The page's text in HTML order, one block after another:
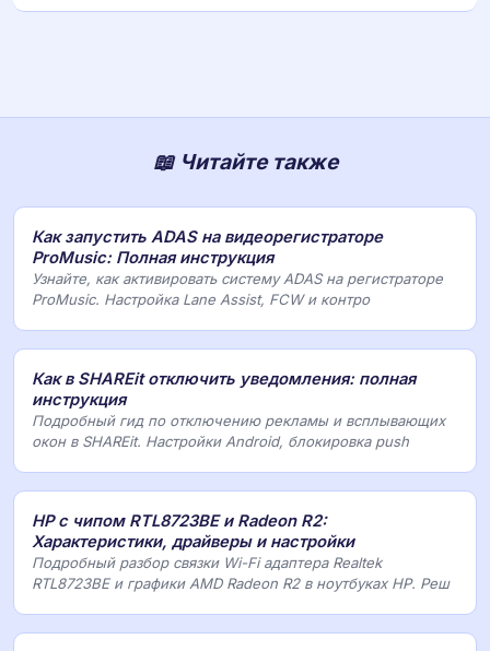
📖 Читайте также
Как запустить ADAS на видеорегистраторе
ProMusic: Полная инструкция
Узнайте, как активировать систему ADAS на регистраторе
ProMusic. Настройка Lane Assist, FCW и контро
Как в SHAREit отключить уведомления: полная
инструкция
Подробный гид по отключению рекламы и всплывающих
окон в SHAREit. Настройки Android, блокировка push
HP с чипом RTL8723BE и Radeon R2:
Характеристики, драйверы и настройки
Подробный разбор связки Wi-Fi адаптера Realtek
RTL8723BE и графики AMD Radeon R2 в ноутбуках HP. Реш